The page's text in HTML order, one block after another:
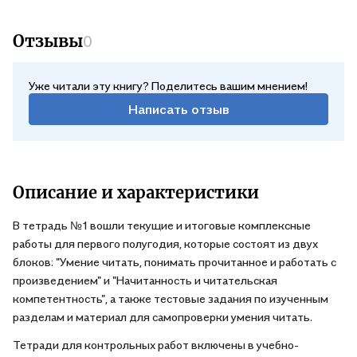
Отзывы0
Уже читали эту книгу? Поделитесь вашим мнением!
Написать отзыв
Описание и характеристики
В тетрадь №1 вошли текущие и итоговые комплексные
работы для первого полугодия, которые состоят из двух
блоков: "Умение читать, понимать прочитанное и работать с
произведением" и "Начитанность и читательская
компетентность", а также тестовые задания по изученным
разделам и материал для самопроверки умения читать.
Тетради для контрольных работ включены в учебно-